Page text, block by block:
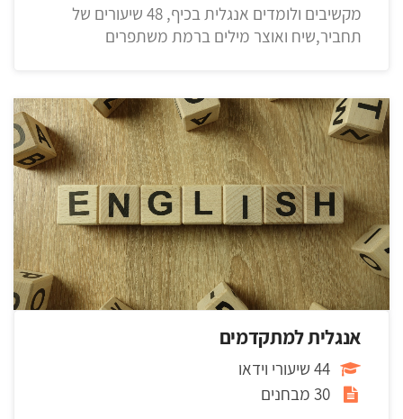
מקשיבים ולומדים אנגלית בכיף, 48 שיעורים של
תחביר,שיח ואוצר מילים ברמת משתפרים
אנגלית למתקדמים
44 שיעורי וידאו
30 מבחנים